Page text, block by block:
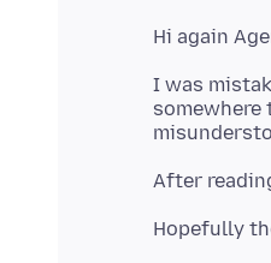
I was
somewhere